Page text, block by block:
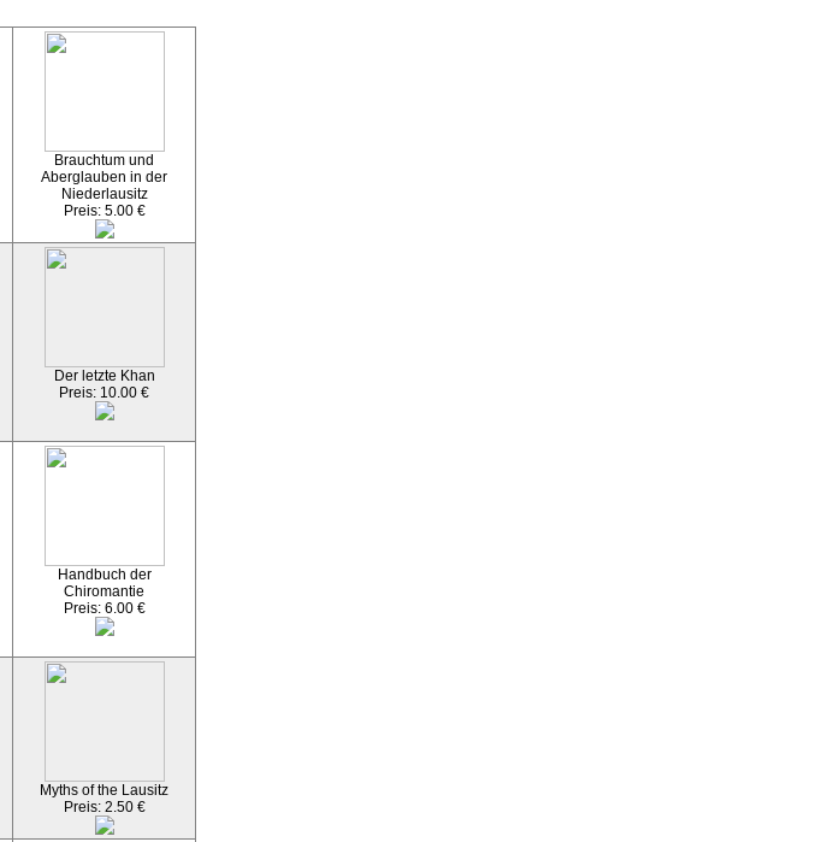
Brauchtum und
Aberglauben in der
Niederlausitz
Preis: 5.00 €
Der letzte Khan
Preis: 10.00 €
Handbuch der
Chiromantie
Preis: 6.00 €
Myths of the Lausitz
Preis: 2.50 €